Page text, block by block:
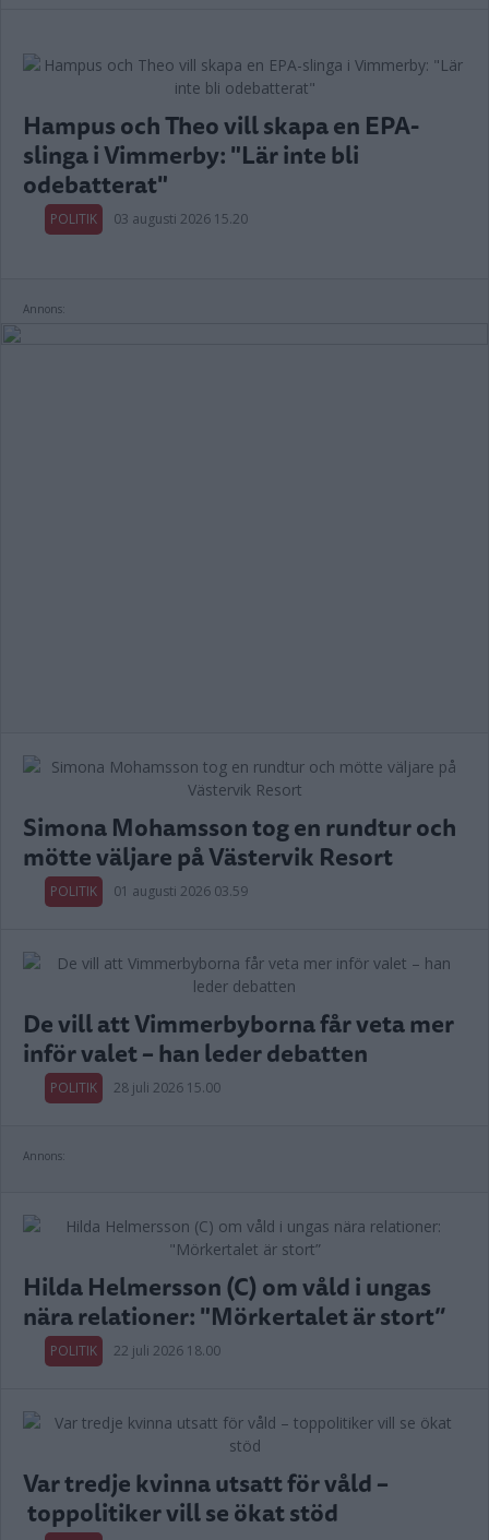
Hampus och Theo vill skapa en EPA-
slinga i Vimmerby: "Lär inte bli
odebatterat"
POLITIK 03 augusti 2026 15.20
Annons:
Simona Mohamsson tog en rundtur och
mötte väljare på Västervik Resort
POLITIK 01 augusti 2026 03.59
De vill att Vimmerbyborna får veta mer
inför valet – han leder debatten
POLITIK 28 juli 2026 15.00
Annons:
Hilda Helmersson (C) om våld i ungas
nära relationer: "Mörkertalet är stort”
POLITIK 22 juli 2026 18.00
Var tredje kvinna utsatt för våld –
toppolitiker vill se ökat stöd